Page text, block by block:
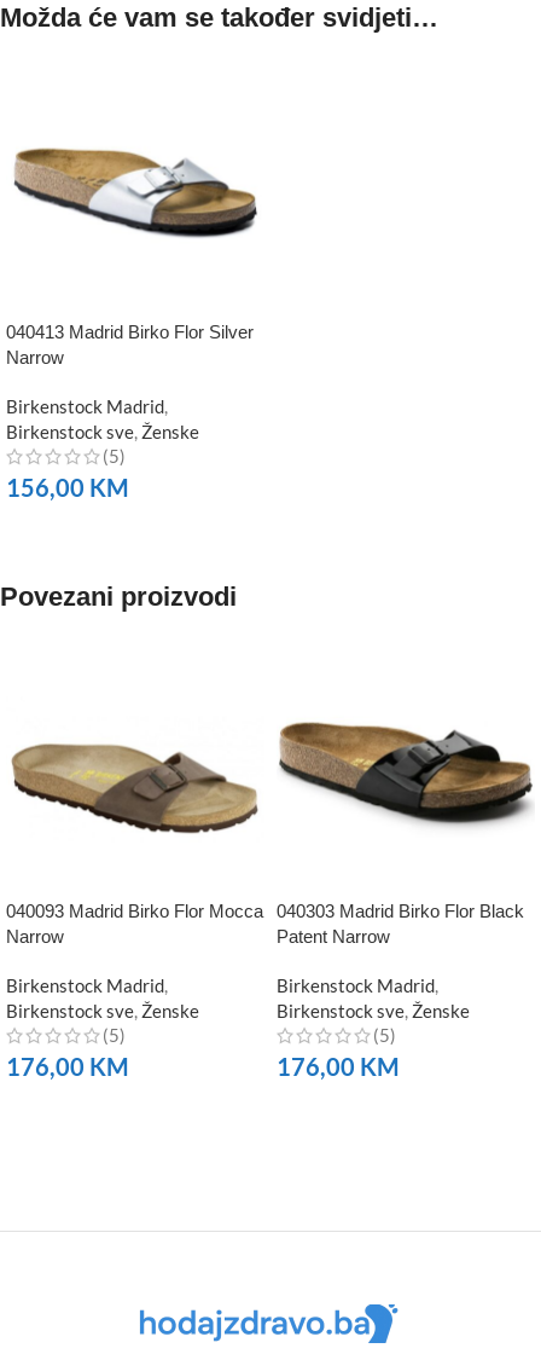
Možda će vam se također svidjeti…
040413 Madrid Birko Flor Silver
Narrow
Birkenstock Madrid
Birkenstock sve Ženske
(5)
156,00 KM
Povezani proizvodi
040093 Madrid Birko Flor Mocca
Narrow
Birkenstock Madrid
Birkenstock sve Ženske
(5)
176,00 KM
040303 Madrid Birko Flor Black
Patent Narrow
Birkenstock Madrid
Birkenstock sve Ženske
(5)
176,00 KM